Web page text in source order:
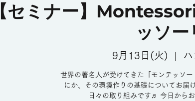
【セミナー】
ッソ
9月13日(火)
世界の著名人が受けてきた「モンテッソ
にか、その環境作りの基礎についてお届
日々の取り組みです♬ 今日から